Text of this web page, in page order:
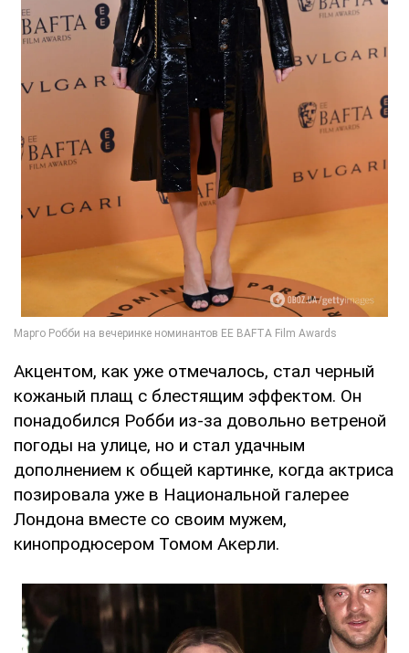
Акцентом, как уже отмечалось, стал черный
кожаный плащ с блестящим эффектом. Он
понадобился Робби из-за довольно ветреной
погоды на улице, но и стал удачным
дополнением к общей картинке, когда актриса
позировала уже в Национальной галерее
Лондона вместе со своим мужем,
кинопродюсером Томом Акерли.